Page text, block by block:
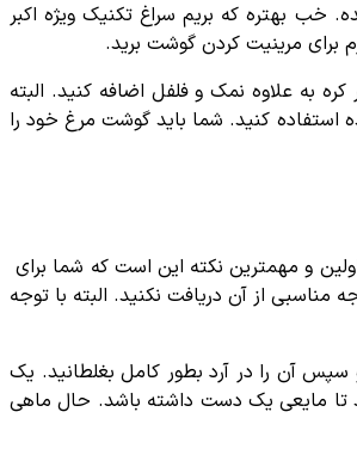
بهتره که بریم سراغ تکنیک ویژه اکبر
برای مرینیت کردن گوشت برید.
به علاوه نمک و فلفل اضافه کنید. البته
استفاده کنید. شما باید گوشت مرغ خود را
و مهمترین نکته این است که شما برای
مناسبی از آن دریافت نکنید. البته با توجه
سپس آن را در آرد بطور کامل بغلطانید. یک
تا مایعی یک دست داشته باشد. حال ماهی